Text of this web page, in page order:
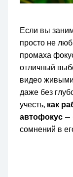
Если вы
просто не
промаха
отличный
видео
даже без
учесть, как
автофокус —
сомнений в